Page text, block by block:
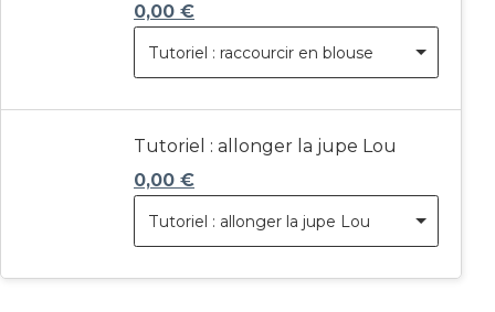
0,00 €
Tutoriel : raccourcir en blouse
Tutoriel : allonger la jupe Lou
0,00 €
Tutoriel : allonger la jupe Lou